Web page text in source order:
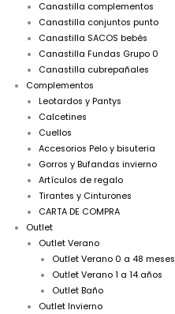
Canastilla complementos
Canastilla conjuntos punto
Canastilla SACOS bebés
Canastilla Fundas Grupo 0
Canastilla cubrepañales
Complementos
Leotardos y Pantys
Calcetines
Cuellos
Accesorios Pelo y bisuteria
Gorros y Bufandas invierno
Artículos de regalo
Tirantes y Cinturones
CARTA DE COMPRA
Outlet
Outlet Verano
Outlet Verano 0 a 48 meses
Outlet Verano 1 a 14 años
Outlet Baño
Outlet Invierno